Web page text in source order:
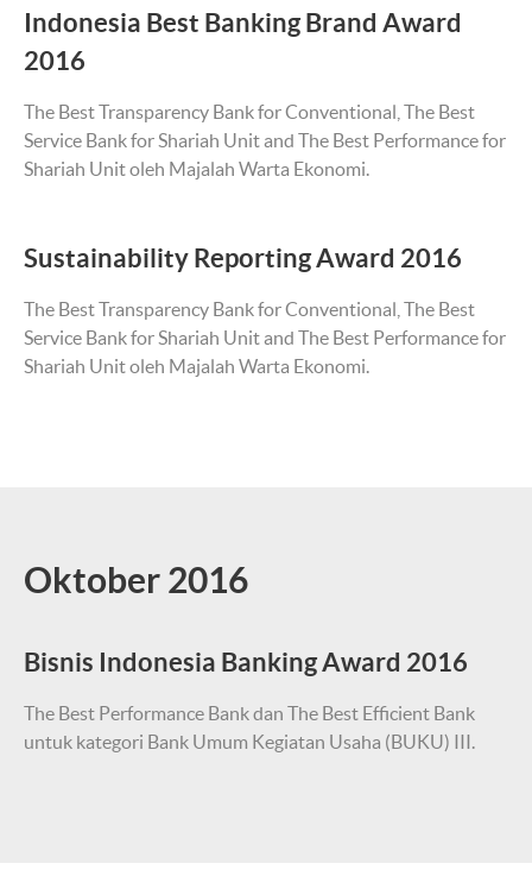
Indonesia Best Banking Brand Award
2016
The Best Transparency Bank for Conventional, The Best
Service Bank for Shariah Unit and The Best Performance for
Shariah Unit oleh Majalah Warta Ekonomi.
Sustainability Reporting Award 2016
The Best Transparency Bank for Conventional, The Best
Service Bank for Shariah Unit and The Best Performance for
Shariah Unit oleh Majalah Warta Ekonomi.
Oktober 2016
Bisnis Indonesia Banking Award 2016
The Best Performance Bank dan The Best Efficient Bank
untuk kategori Bank Umum Kegiatan Usaha (BUKU) III.